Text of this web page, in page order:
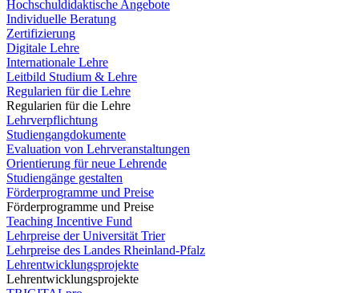
Hochschuldidaktische Angebote
Individuelle Beratung
Zertifizierung
Digitale Lehre
Internationale Lehre
Leitbild Studium & Lehre
Regularien für die Lehre
Regularien für die Lehre
Lehrverpflichtung
Studiengangdokumente
Evaluation von Lehrveranstaltungen
Orientierung für neue Lehrende
Studiengänge gestalten
Förderprogramme und Preise
Förderprogramme und Preise
Teaching Incentive Fund
Lehrpreise der Universität Trier
Lehrpreise des Landes Rheinland-Pfalz
Lehrentwicklungsprojekte
Lehrentwicklungsprojekte